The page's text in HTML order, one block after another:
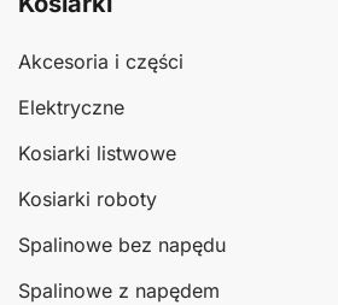
Akcesoria i części
Elektryczne
Kosiarki listwowe
Kosiarki roboty
Spalinowe bez napędu
Spalinowe z napędem